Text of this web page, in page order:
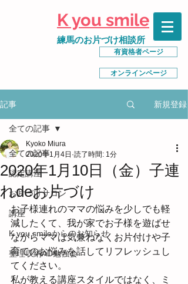
K you smile
練馬のお片づけ相談所
有資格者ページ
オンラインページ
記事 新規登録
全ての記事
認定講座
お片づけサロン
講座
K you smileからのお知らせ
整理収納AD勉強会
全ての記事
2020年1月10日（金）子連
れdeお片づけ
Kyoko Miura
2020年1月4日 読了時間: 1分
お子様連れのママの悩みを少しでも軽
減したくて、我が家でお子様を遊ばせ
ながらママは気兼ねなくお片付けや子
育てのお悩みを話してリフレッシュし
てください。
私が教える講座スタイルではなく、ミ